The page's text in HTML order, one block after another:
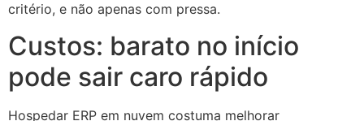
critério, e não apenas com pressa.
Custos: barato no início
pode sair caro rápido
Hospedar ERP em nuvem costuma melhorar